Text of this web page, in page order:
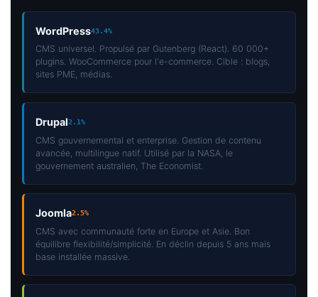
WordPress43.4%
CMS universel. Propulsé par Gutenberg (React). 60 000+
plugins. WooCommerce pour l'e-commerce. Cible : blogs,
sites PME, médias.
Drupal2.1%
CMS gouvernemental et enterprise. Gestion de contenu
avancée, multilingue natif. Utilisé par la NASA, le
gouvernement australien, The Economist.
Joomla2.5%
CMS avec communauté forte en Europe et Asie. Bon
équilibre flexibilité/simplicité. En déclin depuis 5 ans mais
base installée massive.